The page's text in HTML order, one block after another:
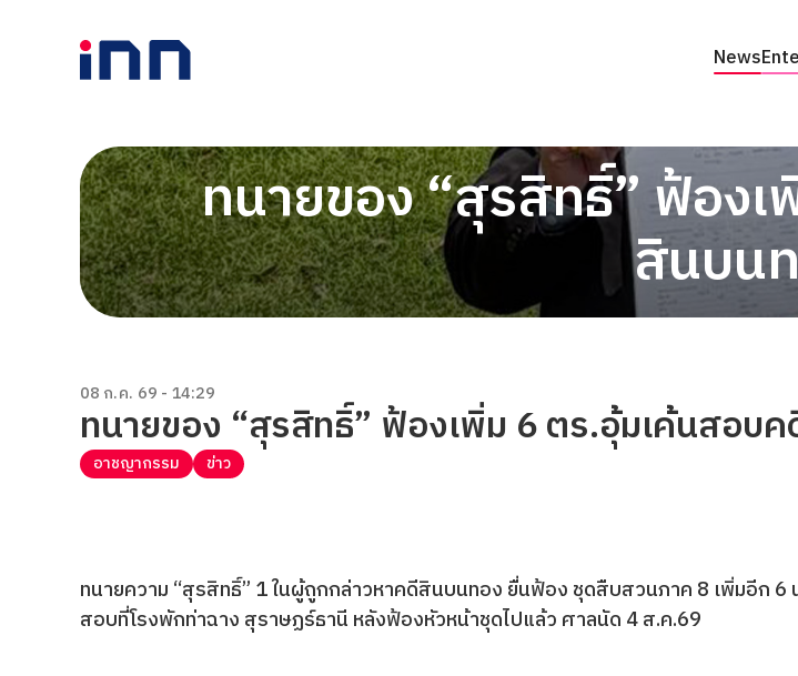
News
ทนายของ “สุรสิทธิ์” ฟ้อง
สินบน
08 ก.ค. 69 - 14:29
ทนายของ “สุรสิทธิ์” ฟ้องเพิ่ม 6 ตร.อุ้มเค้นสอบ
อาชญากรรม ข่าว
ทนายความ “สุรสิทธิ์” 1 ในผู้ถูกกล่าวหาคดีสินบนทอง ยื่นฟ้อง ชุดสืบสวนภาค 8 เพิ่มอีก 6
สอบที่โรงพักท่าฉาง สุราษฏร์ธานี หลังฟ้องหัวหน้าชุดไปแล้ว ศาลนัด 4 ส.ค.69